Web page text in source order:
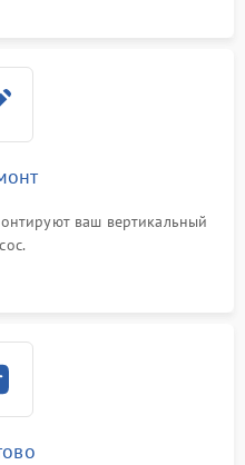
ваш вертикальный